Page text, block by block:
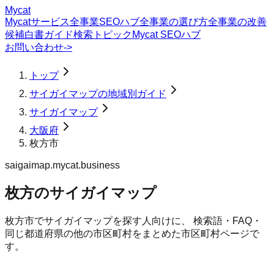
Mycat
Mycatサービス全事業SEOハブ全事業の選び方全事業の改善
候補白書ガイド検索トピック Mycat SEOハブ
お問い合わせ->
トップ
サイガイマップの地域別ガイド
サイガイマップ
大阪府
枚方市
saigaimap.mycat.business
枚方のサイガイマップ
枚方市でサイガイマップを探す人向けに、 検索語・FAQ・
同じ都道府県の他の市区町村をまとめた市区町村ページで
す。